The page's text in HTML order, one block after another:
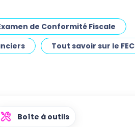
de Conformité Fiscale
Tout savoir sur le FEC
Boîte à outils